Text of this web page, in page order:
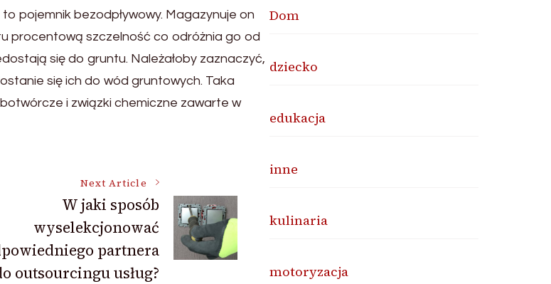
pojemnik bezodpływowy. Magazynuje on
procentową szczelność co odróżnia go od
się do gruntu. Należałoby zaznaczyć,
się ich do wód gruntowych. Taka
i związki chemiczne zawarte w
Next Article
W jaki sposób
wyselekcjonować
partnera
outsourcingu usług?
Dom
dziecko
edukacja
inne
kulinaria
motoryzacja